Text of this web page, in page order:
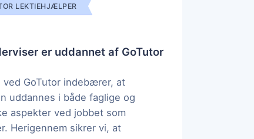
LEKTIEHJÆLPER
er uddannet af GoTutor
ved GoTutor indebærer, at
uddannes i både faglige og
aspekter ved jobbet som
Herigennem sikrer vi, at